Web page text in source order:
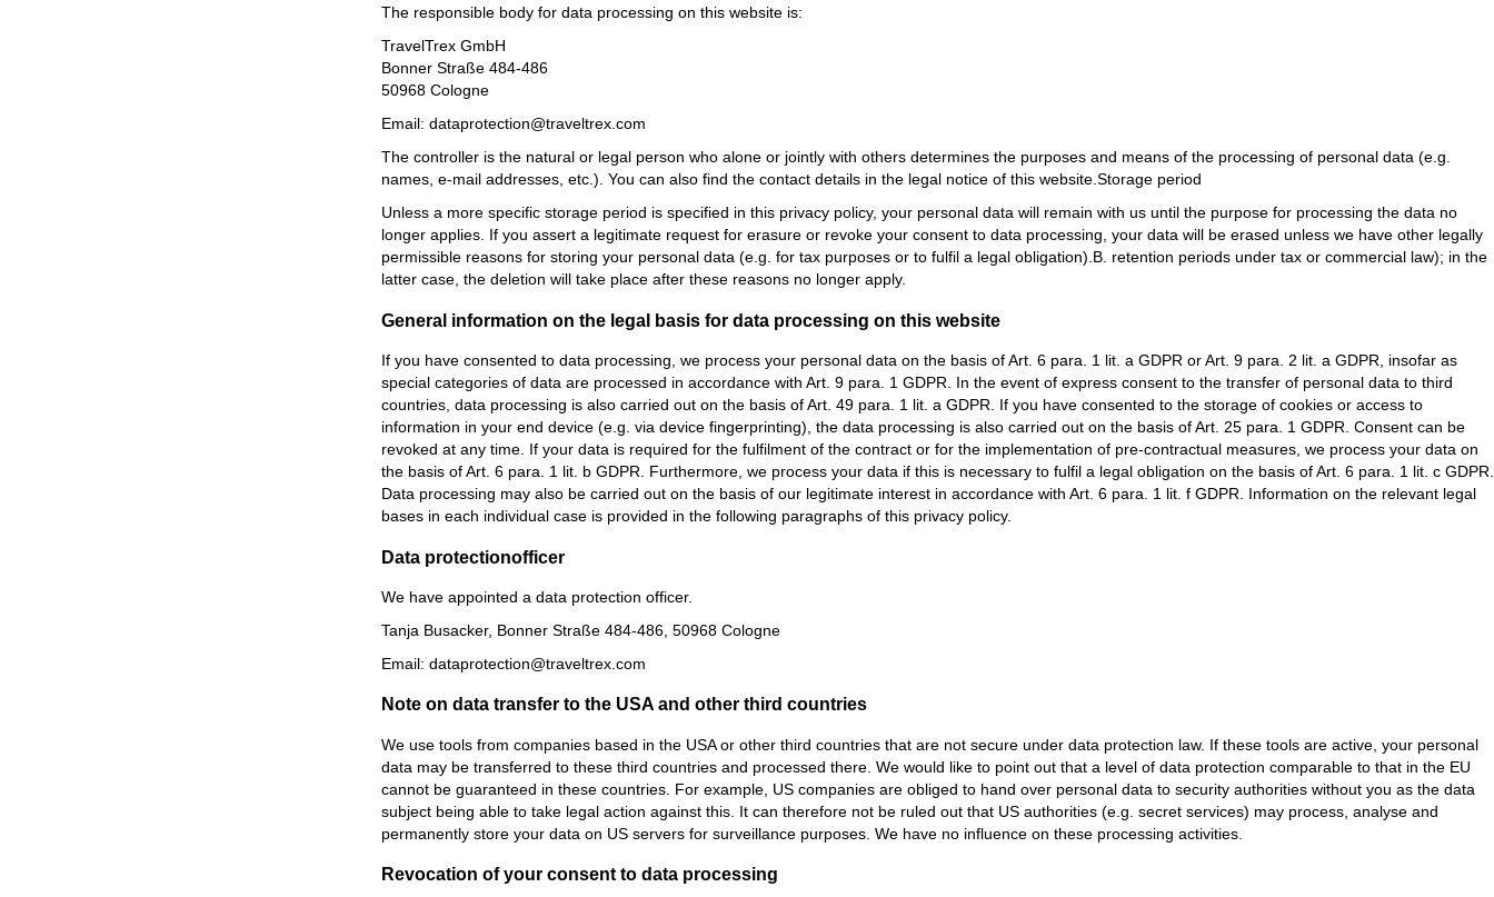
The responsible body for data processing on this website is:
TravelTrex GmbH
Bonner Straße 484-486
50968 Cologne
Email: dataprotection@traveltrex.com
The controller is the natural or legal person who alone or jointly with others determines the purposes and means of the processing of personal data (e.g.
names, e-mail addresses, etc.). You can also find the contact details in the legal notice of this website.Storage period
Unless a more specific storage period is specified in this privacy policy, your personal data will remain with us until the purpose for processing the data no
longer applies. If you assert a legitimate request for erasure or revoke your consent to data processing, your data will be erased unless we have other legally
permissible reasons for storing your personal data (e.g. for tax purposes or to fulfil a legal obligation).B. retention periods under tax or commercial law); in the
latter case, the deletion will take place after these reasons no longer apply.
General information on the legal basis for data processing on this website
If you have consented to data processing, we process your personal data on the basis of Art. 6 para. 1 lit. a GDPR or Art. 9 para. 2 lit. a GDPR, insofar as
special categories of data are processed in accordance with Art. 9 para. 1 GDPR. In the event of express consent to the transfer of personal data to third
countries, data processing is also carried out on the basis of Art. 49 para. 1 lit. a GDPR. If you have consented to the storage of cookies or access to
information in your end device (e.g. via device fingerprinting), the data processing is also carried out on the basis of Art. 25 para. 1 GDPR. Consent can be
revoked at any time. If your data is required for the fulfilment of the contract or for the implementation of pre-contractual measures, we process your data on
the basis of Art. 6 para. 1 lit. b GDPR. Furthermore, we process your data if this is necessary to fulfil a legal obligation on the basis of Art. 6 para. 1 lit. c GDPR.
Data processing may also be carried out on the basis of our legitimate interest in accordance with Art. 6 para. 1 lit. f GDPR. Information on the relevant legal
bases in each individual case is provided in the following paragraphs of this privacy policy.
Data protection­officer
We have appointed a data protection officer.
Tanja Busacker, Bonner Straße 484-486, 50968 Cologne
Email: dataprotection@traveltrex.com
Note on data transfer to the USA and other third countries
We use tools from companies based in the USA or other third countries that are not secure under data protection law. If these tools are active, your personal
data may be transferred to these third countries and processed there. We would like to point out that a level of data protection comparable to that in the EU
cannot be guaranteed in these countries. For example, US companies are obliged to hand over personal data to security authorities without you as the data
subject being able to take legal action against this. It can therefore not be ruled out that US authorities (e.g. secret services) may process, analyse and
permanently store your data on US servers for surveillance purposes. We have no influence on these processing activities.
Revocation of your consent to data processing